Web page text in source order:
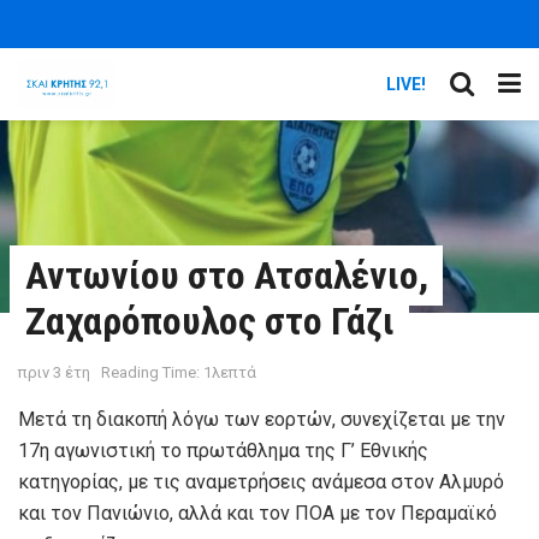
LIVE!
Αντωνίου στο Ατσαλένιο,
Ζαχαρόπουλος στο Γάζι
πριν 3 έτη Reading Time: 1λεπτά
Μετά τη διακοπή λόγω των εορτών, συνεχίζεται με την
17η αγωνιστική το πρωτάθλημα της Γ’ Εθνικής
κατηγορίας, με τις αναμετρήσεις ανάμεσα στον Αλμυρό
και τον Πανιώνιο, αλλά και τον ΠΟΑ με τον Περαμαϊκό